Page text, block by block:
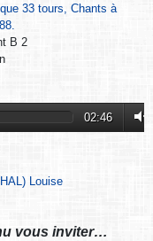
33 tours, Chants à
B 2
02:46
Louise
vous inviter…